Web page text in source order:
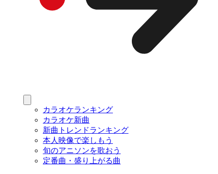
カラオケランキング
カラオケ新曲
新曲トレンドランキング
本人映像で楽しもう
旬のアニソンを歌おう
定番曲・盛り上がる曲